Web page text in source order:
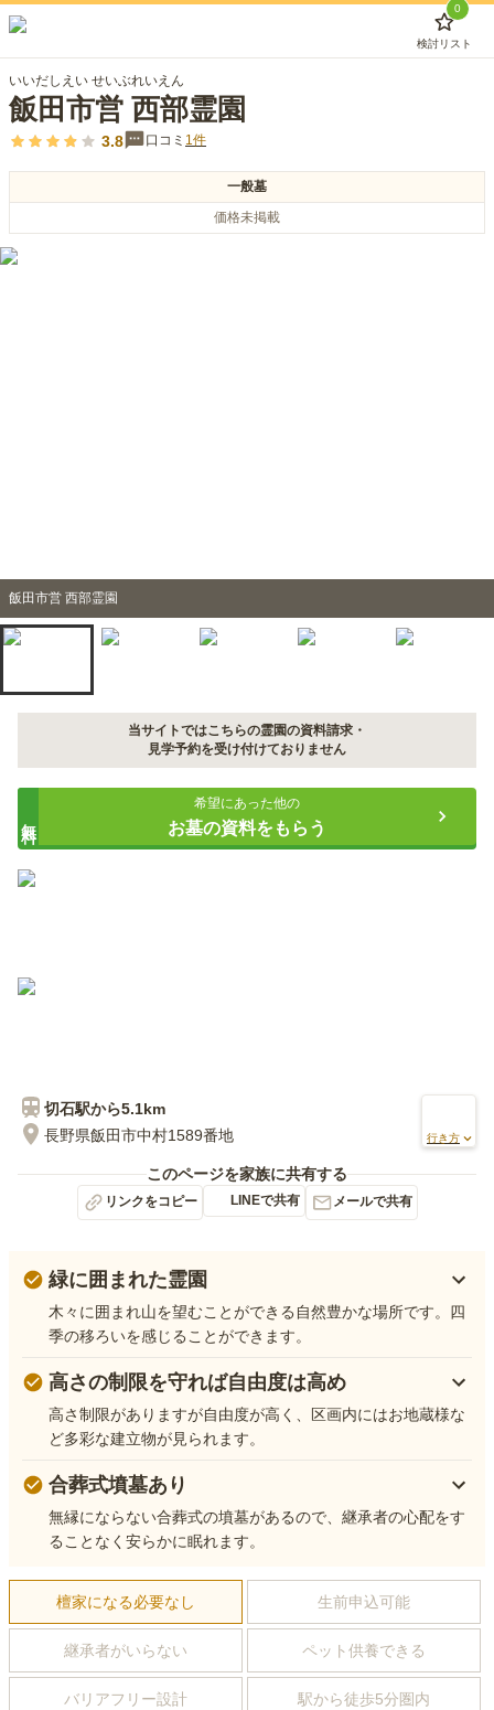
0
検討リスト
いいだしえい せいぶれいえん
飯田市営 西部霊園
3.8 口コミ 1件
一般墓
価格未掲載
飯田市営 西部霊園
当サイトではこちらの霊園の資料請求・
見学予約を受け付けておりません
希望にあった他の
お墓の資料をもらう
切石駅から5.1km
長野県飯田市中村1589番地
行き方
このページを家族に共有する
リンクをコピー LINEで共有 メールで共有
緑に囲まれた霊園
木々に囲まれ山を望むことができる自然豊かな場所です。四
季の移ろいを感じることができます。
高さの制限を守れば自由度は高め
高さ制限がありますが自由度が高く、区画内にはお地蔵様な
ど多彩な建立物が見られます。
合葬式墳墓あり
無縁にならない合葬式の墳墓があるので、継承者の心配をす
ることなく安らかに眠れます。
檀家になる必要なし 生前申込可能
継承者がいらない ペット供養できる
バリアフリー設計 駅から徒歩5分圏内